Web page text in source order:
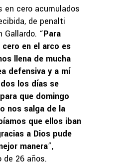
en cero acumulados
de penalti
Gallardo. “Para
en el arco es
llena de mucha
defensiva y a mí
los días se
que domingo
nos salga de la
que ellos iban
a Dios pude
manera”,
de 26 años.